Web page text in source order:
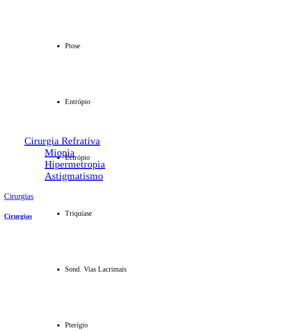
Ptose
Entrópio
Ectrópio
Triquíase
Sond. Vias Lacrimais
Pterígio
Cirurgia Refrativa
Miopia
Hipermetropia
Astigmatismo
Cirurgias
Cirurgias
Ectrópio